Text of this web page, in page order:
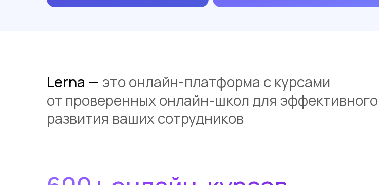
Lerna — это онлайн-платформа с курсами
от проверенных онлайн-школ для эффективного
развития ваших сотрудников